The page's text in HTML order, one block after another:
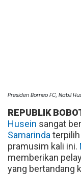
Presiden Borneo FC, Nabil
REPUBLIK
Husein sangat
Samarinda
pramusim kali ini.
memberikan
yang bertandang